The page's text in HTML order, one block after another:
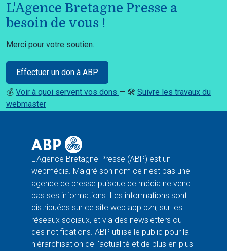
L'Agence Bretagne Presse a
besoin de vous !
Merci pour votre soutien.
Effectuer un don à ABP
💰 Voir à quoi servent vos dons — 🛠️ Suivre les travaux du
webmaster
L'Agence Bretagne Presse (ABP) est un
webmédia. Malgré son nom ce n'est pas une
agence de presse puisque ce média ne vend
pas ses informations. Les informations sont
distribuées sur ce site web abp.bzh, sur les
réseaux sociaux, et via des newsletters ou
des notifications. ABP utilise le public pour la
hiérarchisation de l'actualité et de plus en plus